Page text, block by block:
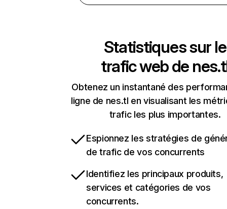
Statistiques sur le
trafic web de
Obtenez un instantané des
ligne de nes.tl en visualisant les
trafic les plus importantes.
Espionnez les stratégies de
de trafic de vos concurrents
Identifiez les principaux produits,
services et catégories de vos
concurrents.